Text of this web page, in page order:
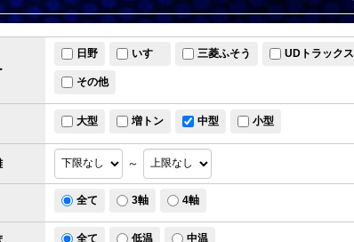
大型 増トン 中型 小型
日野 いすゞ 三菱ふそう UDトラックス
その他
～
全て 3軸 4軸
全て 低温 中温